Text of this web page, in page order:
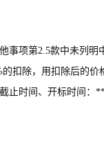
事项第2.5款中未列
扣除，用扣除后的
截止时间、开标时间